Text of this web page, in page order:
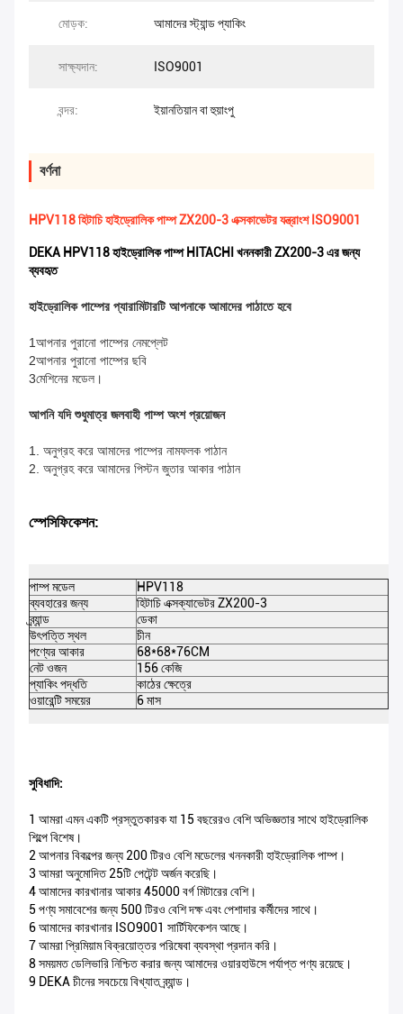
মোড়ক: আমাদের স্ট্যান্ড প্যাকিং
সাক্ষ্যদান: ISO9001
বন্দর: ইয়ানতিয়ান বা হুয়াংপু
বর্ণনা
HPV118 হিটাচি হাইড্রোলিক পাম্প ZX200-3 এক্সকাভেটর যন্ত্রাংশ ISO9001
DEKA HPV118 হাইড্রোলিক পাম্প HITACHI খননকারী ZX200-3 এর জন্য
ব্যবহৃত
হাইড্রোলিক পাম্পের প্যারামিটারটি আপনাকে আমাদের পাঠাতে হবে
1আপনার পুরানো পাম্পের নেমপ্লেট
2আপনার পুরানো পাম্পের ছবি
3মেশিনের মডেল।
আপনি যদি শুধুমাত্র জলবাহী পাম্প অংশ প্রয়োজন
1. অনুগ্রহ করে আমাদের পাম্পের নামফলক পাঠান
2. অনুগ্রহ করে আমাদের পিস্টন জুতার আকার পাঠান
স্পেসিফিকেশন:
পাম্প মডেল
HPV118
ব্যবহারের জন্য
হিটাচি এক্সক্যাভেটর ZX200-3
ব্র্যান্ড
ডেকা
উৎপত্তি স্থল
চীন
পণ্যের আকার
68*68*76CM
নেট ওজন
156 কেজি
প্যাকিং পদ্ধতি
কাঠের ক্ষেত্রে
ওয়ারেন্টি সময়ের
6 মাস
সুবিধাদি:
1 আমরা এমন একটি প্রস্তুতকারক যা 15 বছরেরও বেশি অভিজ্ঞতার সাথে হাইড্রোলিক
শিল্পে বিশেষ।
2 আপনার বিকল্পের জন্য 200 টিরও বেশি মডেলের খননকারী হাইড্রোলিক পাম্প।
3 আমরা অনুমোদিত 25টি পেটেন্ট অর্জন করেছি।
4 আমাদের কারখানার আকার 45000 বর্গ মিটারের বেশি।
5 পণ্য সমাবেশের জন্য 500 টিরও বেশি দক্ষ এবং পেশাদার কর্মীদের সাথে।
6 আমাদের কারখানার ISO9001 সার্টিফিকেশন আছে।
7 আমরা প্রিমিয়াম বিক্রয়োত্তর পরিষেবা ব্যবস্থা প্রদান করি।
8 সময়মত ডেলিভারি নিশ্চিত করার জন্য আমাদের ওয়ারহাউসে পর্যাপ্ত পণ্য রয়েছে।
9 DEKA চীনের সবচেয়ে বিখ্যাত ব্র্যান্ড।